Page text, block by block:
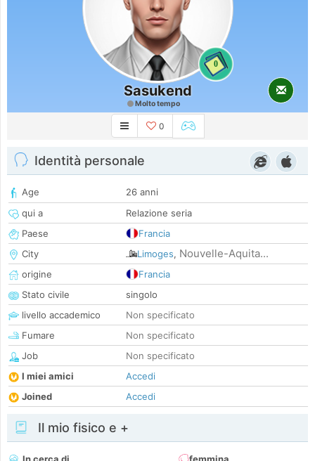
0
Sasukend
Molto tempo
0
Identità personale
Age
26 anni
qui a
Relazione seria
Paese
Francia
City
Limoges, Nouvelle-Aquita...
origine
Francia
Stato civile
singolo
livello accademico
Non specificato
Fumare
Non specificato
Job
Non specificato
I miei amici
Accedi
Joined
Accedi
Il mio fisico e +